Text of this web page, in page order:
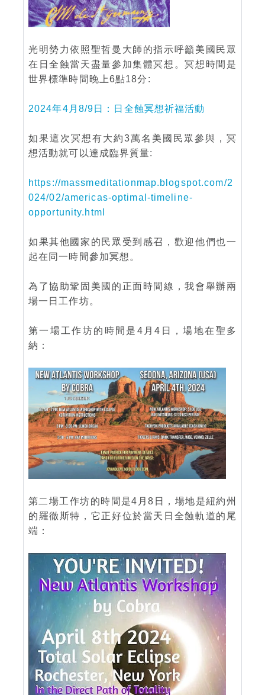
光明勢力依照聖哲曼大師的指示呼籲美國民眾
在日全蝕當天盡量參加集體冥想。冥想時間是
世界標準時間晚上6點18分:
2024年4月8/9日：日全蝕冥想祈福活動
如果這次冥想有大約3萬名美國民眾參與，冥
想活動就可以達成臨界質量:
https://massmeditationmap.blogspot.com/2
024/02/americas-optimal-timeline-
opportunity.html
如果其他國家的民眾受到感召，歡迎他們也一
起在同一時間參加冥想。
為了協助鞏固美國的正面時間線，我會舉辦兩
場一日工作坊。
第一場工作坊的時間是4月4日，場地在聖多
納：
第二場工作坊的時間是4月8日，場地是紐約州
的羅徹斯特，它正好位於當天日全蝕軌道的尾
端：